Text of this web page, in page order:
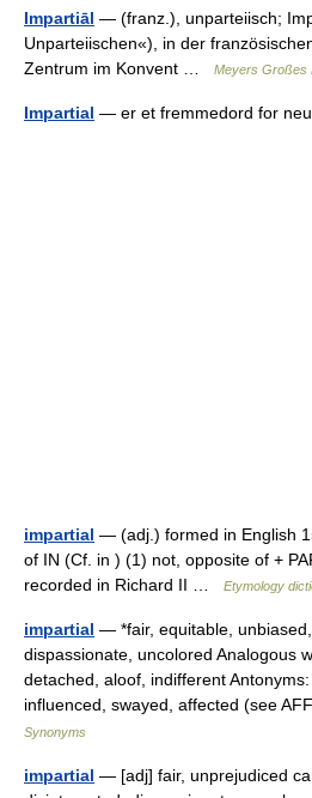
Impartiāl — (franz.), unparteiisch;
Unparteiischen«), in der
Zentrum im Konvent …
Meyers Großes
Impartial — er et fremmedord for
impartial — (adj.) formed in English
of IN (Cf. in ) (1) not, opposite of +
recorded in Richard II …
Etymology
impartial — *fair, equitable,
dispassionate, uncolored Analogous
detached, aloof, indifferent
influenced, swayed, affected (see
Synonyms
impartial — [adj] fair, unprejudiced